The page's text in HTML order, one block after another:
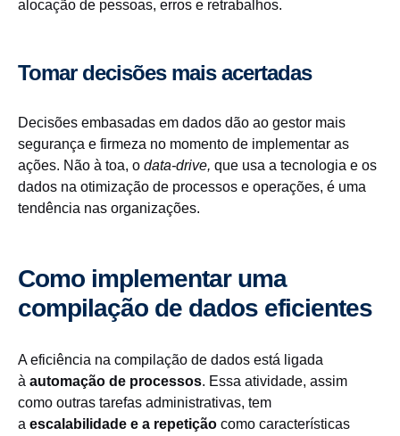
alocação de pessoas, erros e retrabalhos.
Tomar decisões mais acertadas
Decisões embasadas em dados dão ao gestor mais
segurança e firmeza no momento de implementar as
ações. Não à toa, o data-drive, que usa a tecnologia e os
dados na otimização de processos e operações, é uma
tendência nas organizações.
Como implementar uma
compilação de dados eficientes
A eficiência na compilação de dados está ligada
à automação de processos. Essa atividade, assim
como outras tarefas administrativas, tem
a escalabilidade e a repetição como características